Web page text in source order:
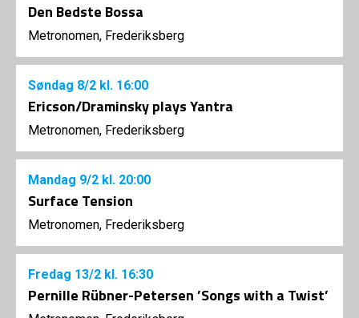
Den Bedste Bossa
Metronomen, Frederiksberg
Søndag 8/2 kl. 16:00
Ericson/Draminsky plays Yantra
Metronomen, Frederiksberg
Mandag 9/2 kl. 20:00
Surface Tension
Metronomen, Frederiksberg
Fredag 13/2 kl. 16:30
Pernille Rübner-Petersen ’Songs with a Twist’